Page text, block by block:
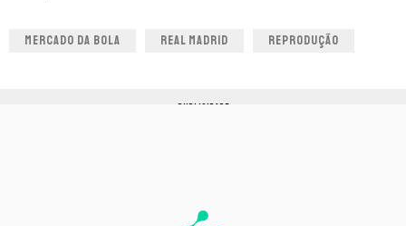
MERCADO DA BOLA REAL MADRID REPRODUÇÃO
PUBLICIDADE